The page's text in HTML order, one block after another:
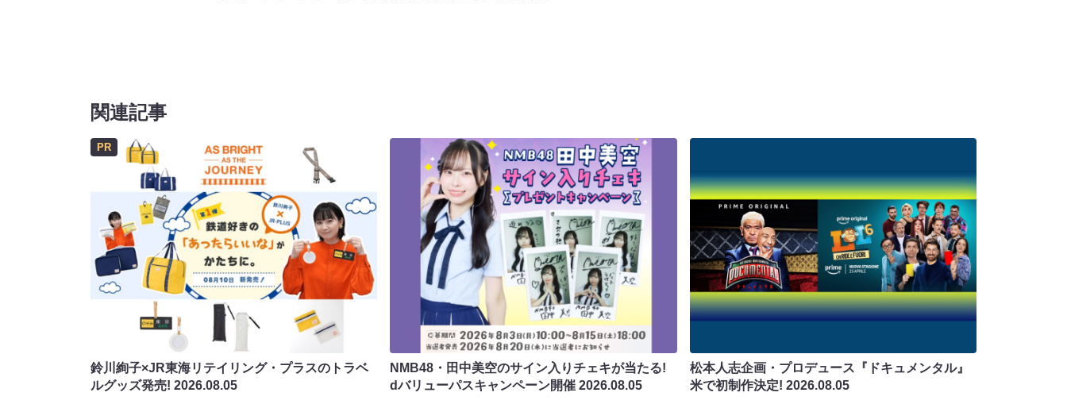
関連記事
PR
鈴川絢子×JR東海リテイリング・プラスのトラベ
ルグッズ発売! 2026.08.05
NMB48・田中美空のサイン入りチェキが当たる!
dバリューパスキャンペーン開催2026.08.05
松本人志企画・プロデュース『ドキュメンタル』
米で初制作決定! 2026.08.05